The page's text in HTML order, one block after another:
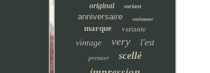
original variant
anniversaire seulement
marque
variante
vintage
very l'est
premier scellé